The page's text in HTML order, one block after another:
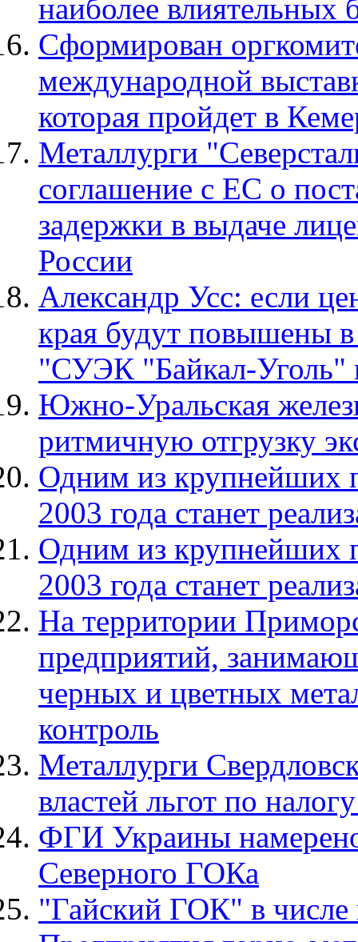
наиболее влиятельных
Сформирован
международной
которая пройдет в
Металлурги
соглашение с ЕС о
задержки в выдаче
России
Александр Усс: если
края будут повышены
"СУЭК "Байкал-Уголь"
Южно-Уральская
ритмичную отгрузку
Одним из крупнейших
2003 года станет
Одним из крупнейших
2003 года станет
На территории
предприятий,
черных и цветных
контроль
Металлурги
властей льгот по
ФГИ Украины
Северного ГОКа
"Гайский ГОК" в числе